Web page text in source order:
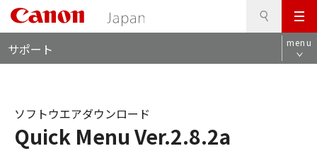
メ
ニ
ュ
サポート menu
Quick Menu Ver.2.8.2a
ソフトウエアダウンロード